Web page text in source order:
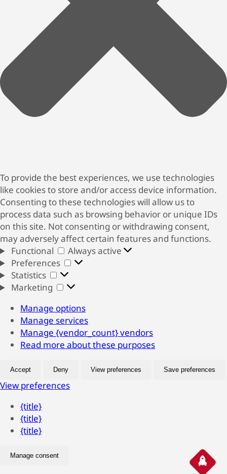
To provide the best experiences, we use technologies
like cookies to store and/or access device information.
Consenting to these technologies will allow us to
process data such as browsing behavior or unique IDs
on this site. Not consenting or withdrawing consent,
may adversely affect certain features and functions.
Functional
Functional
Always active
Preferences
Preferences
Statistics
Statistics
Marketing
Marketing
Manage options
Manage services
Manage {vendor_count} vendors
Read more about these purposes
Accept Deny View preferences Save preferences
View preferences
{title}
{title}
{title}
Manage consent